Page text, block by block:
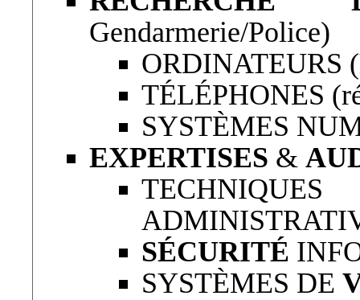
Gendarmerie/Police)
ORDINATEURS (
TÉLÉPHONES
SYSTÈMES
EXPERTISES &
SÉCURITÉ
SYSTÈMES DE